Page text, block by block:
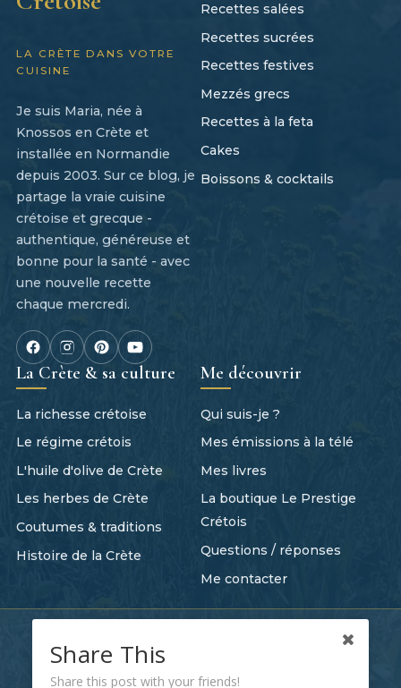
LA CRÈTE DANS VOTRE
CUISINE
Je suis Maria, née à
Knossos en Crète et
installée en Normandie
depuis 2003. Sur ce blog, je
partage la vraie cuisine
crétoise et grecque -
authentique, généreuse et
bonne pour la santé - avec
une nouvelle recette
chaque mercredi.
Recettes salées
Recettes sucrées
Recettes festives
Mezzés grecs
Recettes à la feta
Cakes
Boissons & cocktails
La Crète & sa culture
La richesse crétoise
Le régime crétois
L'huile d'olive de Crète
Les herbes de Crète
Coutumes & traditions
Histoire de la Crète
Me découvrir
Qui suis-je ?
Mes émissions à la télé
Mes livres
La boutique Le Prestige
Crétois
Questions / réponses
Me contacter
Tout commence quelque part
Recevez mes nouvelles recettes et mes histoires
Share This
Share this post with your friends!